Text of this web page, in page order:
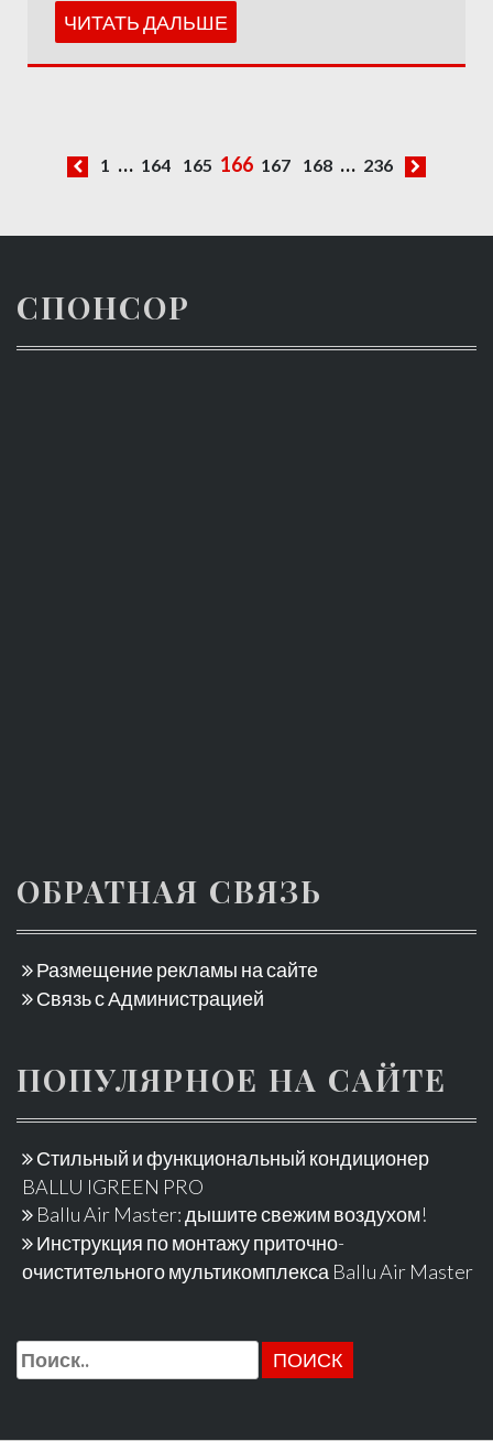
ЧИТАТЬ ДАЛЬШЕ
Навигация
по
1 … 164 165 166 167 168 … 236
СПОНСОР
ОБРАТНАЯ СВЯЗЬ
Размещение рекламы на сайте
Связь с Администрацией
ПОПУЛЯРНОЕ НА САЙТЕ
Стильный и функциональный кондиционер
BALLU IGREEN PRO
Ballu Air Master: дышите свежим воздухом!
Инструкция по монтажу приточно-
очистительного мультикомплекса Ballu Air Master